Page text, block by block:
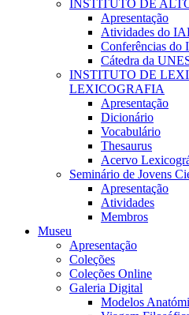
INSTITUTO DE
Apresentação
Atividades do
Conferências do
Cátedra da
INSTITUTO DE
LEXICOGRAFIA
Apresentação
Dicionário
Vocabulário
Thesaurus
Acervo
Seminário de Jovens
Apresentação
Atividades
Membros
Museu
Apresentação
Coleções
Coleções Online
Galeria Digital
Modelos